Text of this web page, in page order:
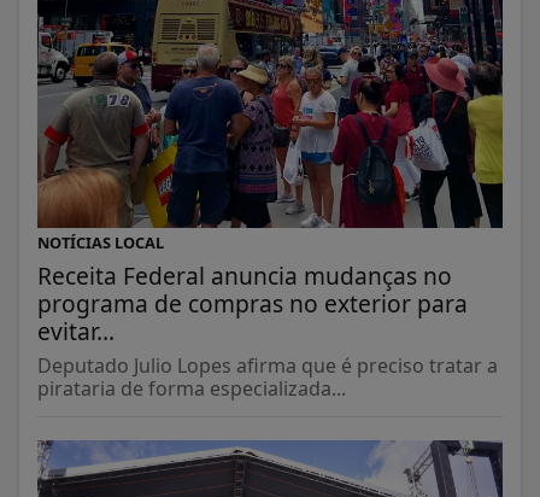
NOTÍCIAS LOCAL
Receita Federal anuncia mudanças no
programa de compras no exterior para
evitar...
Deputado Julio Lopes afirma que é preciso tratar a
pirataria de forma especializada...